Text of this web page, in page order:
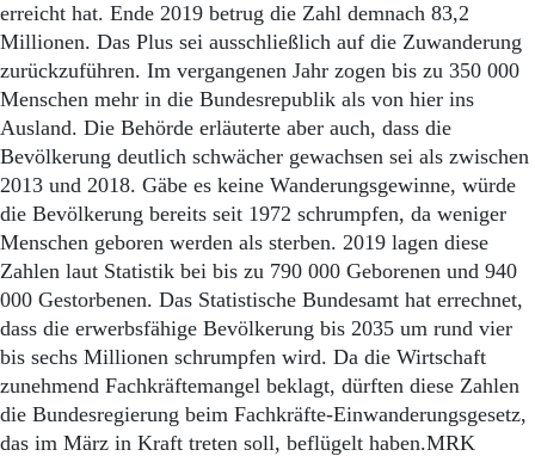
erreicht hat. Ende 2019 betrug die Zahl demnach 83,2
Millionen. Das Plus sei ausschließlich auf die Zuwanderung
zurückzuführen. Im vergangenen Jahr zogen bis zu 350 000
Menschen mehr in die Bundesrepublik als von hier ins
Ausland. Die Behörde erläuterte aber auch, dass die
Bevölkerung deutlich schwächer gewachsen sei als zwischen
2013 und 2018. Gäbe es keine Wanderungsgewinne, würde
die Bevölkerung bereits seit 1972 schrumpfen, da weniger
Menschen geboren werden als sterben. 2019 lagen diese
Zahlen laut Statistik bei bis zu 790 000 Geborenen und 940
000 Gestorbenen. Das Statistische Bundesamt hat errechnet,
dass die erwerbsfähige Bevölkerung bis 2035 um rund vier
bis sechs Millionen schrumpfen wird. Da die Wirtschaft
zunehmend Fachkräftemangel beklagt, dürften diese Zahlen
die Bundesregierung beim Fachkräfte-Einwanderungsgesetz,
das im März in Kraft treten soll, beflügelt haben.MRK